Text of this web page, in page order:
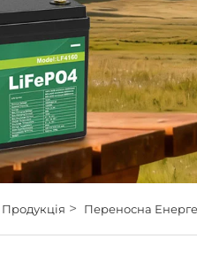
Продукція > Переносна